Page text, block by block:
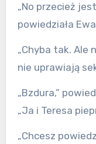
„No przecież
powiedziała
„Chyba tak. Ale
nie uprawiają
„Bzdura,”
„Ja i Teresa
„Chcesz